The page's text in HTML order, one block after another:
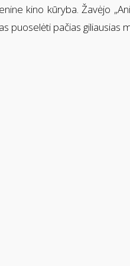
kino kūryba. Žavėjo
puoselėti pačias giliausias